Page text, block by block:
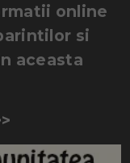
online
si
aceasta